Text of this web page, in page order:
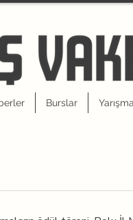
Burslar